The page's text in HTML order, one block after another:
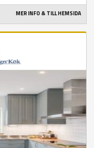
MER INFO & TILL HEMSIDA